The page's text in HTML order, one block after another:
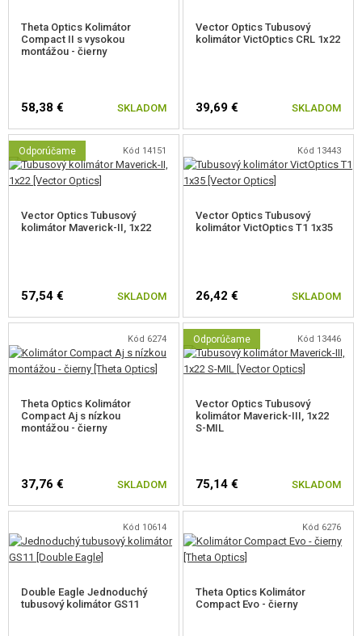
RUKOVÄTE NA PREDPAŽBIA
TLMIČE, KOMPENZÁTORY, REDUKCIA
LASERY, SVIETIDLA
KOLIMÁTORY, PUŠKOHĽADY, ĎALEKOHĽADY
KOLIMÁTORY
PRÍSLUŠENSTVO KOLIMÁTOROV
PUŠKOHĽADY
ĎALEKOHĽADY
SLUNEČNÍ CLONY, KILL FLASH
DOPLNKY PUŠKOHĽADOV
SPONY, MAGPUL OKA
Theta Optics Kolimátor
Compact II s vysokou
montážou - čierny
58,38 € SKLADOM
Vector Optics Tubusový
kolimátor VictOptics CRL 1x22
39,69 € SKLADOM
Odporúčame Kód 14151
Vector Optics Tubusový
kolimátor Maverick-II, 1x22
57,54 € SKLADOM
Kód 13443
Vector Optics Tubusový
kolimátor VictOptics T1 1x35
26,42 € SKLADOM
Kód 6274
Theta Optics Kolimátor
Compact Aj s nízkou
montážou - čierny
37,76 € SKLADOM
Odporúčame Kód 13446
Vector Optics Tubusový
kolimátor Maverick-III, 1x22
S-MIL
75,14 € SKLADOM
Kód 10614
Double Eagle Jednoduchý
tubusový kolimátor GS11
Kód 6276
Theta Optics Kolimátor
Compact Evo - čierny